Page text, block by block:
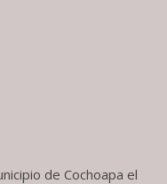
de Cochoapa el